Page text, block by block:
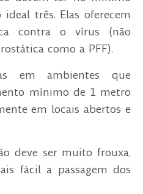
ideal três. Elas oferecem
contra o vírus (não
como a PFF).
em ambientes que
mínimo de 1 metro
em locais abertos e
deve ser muito frouxa,
fácil a passagem dos